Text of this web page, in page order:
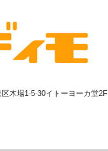
木場1-5-30イトーヨーカ堂2F